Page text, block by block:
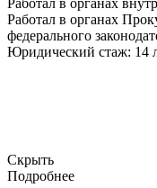
Работал в органах
федерального
Юридический стаж: 14
Скрыть
Подробнее